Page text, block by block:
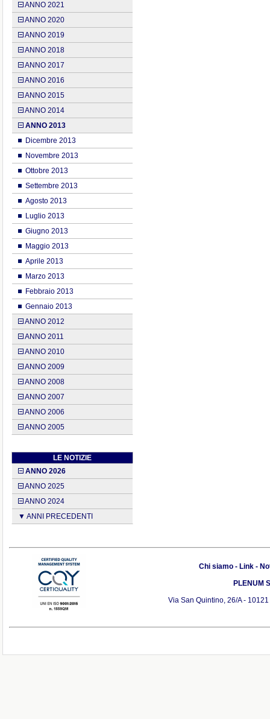
ANNO 2021
ANNO 2020
ANNO 2019
ANNO 2018
ANNO 2017
ANNO 2016
ANNO 2015
ANNO 2014
ANNO 2013
Dicembre 2013
Novembre 2013
Ottobre 2013
Settembre 2013
Agosto 2013
Luglio 2013
Giugno 2013
Maggio 2013
Aprile 2013
Marzo 2013
Febbraio 2013
Gennaio 2013
ANNO 2012
ANNO 2011
ANNO 2010
ANNO 2009
ANNO 2008
ANNO 2007
ANNO 2006
ANNO 2005
LE NOTIZIE
ANNO 2026
ANNO 2025
ANNO 2024
▼ ANNI PRECEDENTI
Chi siamo - Link -
PLENUM
Via San Quintino, 26/A -